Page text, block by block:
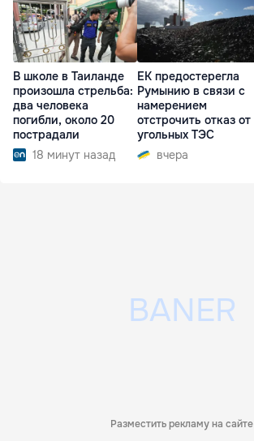
В школе в Таиланде
произошла стрельба:
два человека
погибли, около 20
пострадали
18 минут назад
ЕК предостерегла
Румынию в связи с
намерением
отстрочить отказ от
угольных ТЭС
вчера
Разместить рекламу на сайте